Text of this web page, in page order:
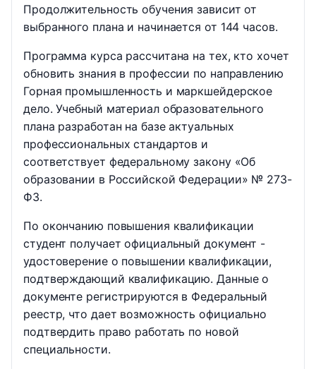
Продолжительность обучения зависит от
выбранного плана и начинается от 144 часов.
Программа курса рассчитана на тех, кто хочет
обновить знания в профессии по направлению
Горная промышленность и маркшейдерское
дело. Учебный материал образовательного
плана разработан на базе актуальных
профессиональных стандартов и
соответствует федеральному закону «Об
образовании в Российской Федерации» № 273-
ФЗ.
По окончанию повышения квалификации
студент получает официальный документ -
удостоверение о повышении квалификации,
подтверждающий квалификацию. Данные о
документе регистрируются в Федеральный
реестр, что дает возможность официально
подтвердить право работать по новой
специальности.